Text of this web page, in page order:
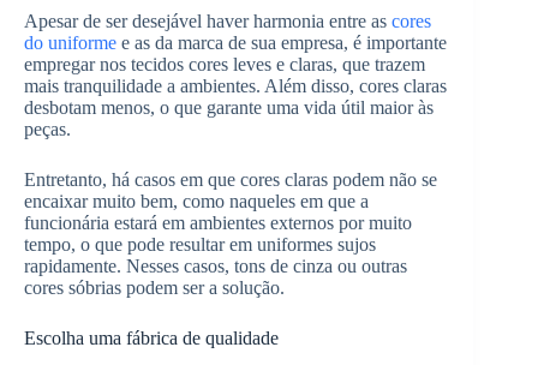
Apesar de ser desejável haver harmonia entre as cores
do uniforme e as da marca de sua empresa, é importante
empregar nos tecidos cores leves e claras, que trazem
mais tranquilidade a ambientes. Além disso, cores claras
desbotam menos, o que garante uma vida útil maior às
peças.
Entretanto, há casos em que cores claras podem não se
encaixar muito bem, como naqueles em que a
funcionária estará em ambientes externos por muito
tempo, o que pode resultar em uniformes sujos
rapidamente. Nesses casos, tons de cinza ou outras
cores sóbrias podem ser a solução.
Escolha uma fábrica de qualidade